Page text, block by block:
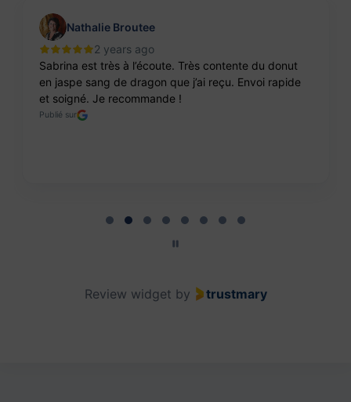
Nathalie Broutee
2 years ago
Sabrina est très à l’écoute. Très contente du donut
en jaspe sang de dragon que j’ai reçu. Envoi rapide
et soigné. Je recommande !
Publié sur
Review widget by trustmary